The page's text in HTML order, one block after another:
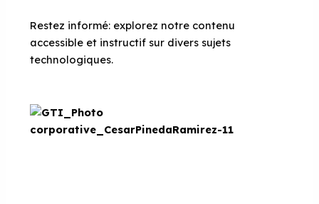
Restez informé: explorez notre contenu
accessible et instructif sur divers sujets
technologiques.